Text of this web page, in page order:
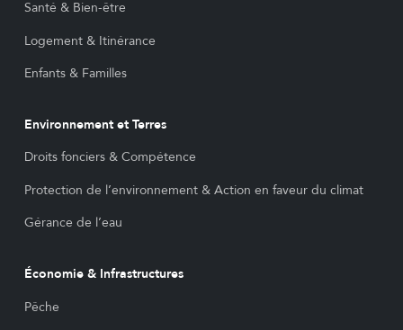
Santé & Bien-être
Logement & Itinérance
Enfants & Familles
Environnement et Terres
Droits fonciers & Compétence
Protection de l’environnement & Action en faveur du climat
Gérance de l’eau
Économie & Infrastructures
Pêche